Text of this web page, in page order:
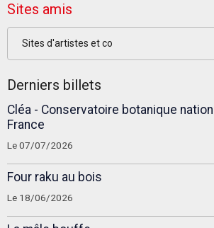
Sites amis
Sites d'artistes et co
Derniers billets
Cléa - Conservatoire botanique
France
Le 07/07/2026
Four raku au bois
Le 18/06/2026